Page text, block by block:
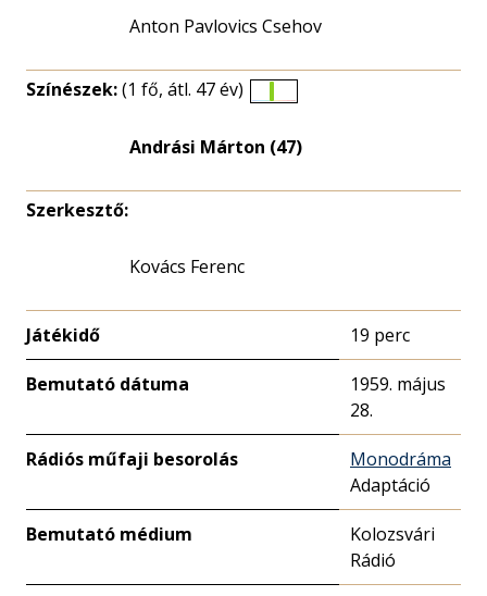
Anton Pavlovics Csehov
Színészek:(1 fő, átl. 47 év)
eloszlás
Andrási Márton (47)
Szerkesztő:
Kovács Ferenc
Játékidő 19 perc
Bemutató dátuma
1959. május
28.
Rádiós műfaji besorolás
Monodráma
Adaptáció
Bemutató médium
Kolozsvári
Rádió